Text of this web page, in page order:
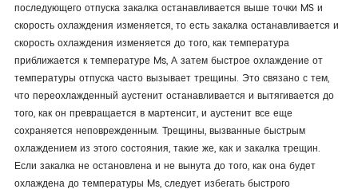
последующего отпуска закалка останавливается выше точки MS и
скорость охлаждения изменяется, то есть закалка останавливается и
скорость охлаждения изменяется до того, как температура
приближается к температуре Ms, А затем быстрое охлаждение от
температуры отпуска часто вызывает трещины. Это связано с тем,
что переохлажденный аустенит останавливается и вытягивается до
того, как он превращается в мартенсит, и аустенит все еще
сохраняется неповрежденным. Трещины, вызванные быстрым
охлаждением из этого состояния, такие же, как и закалка трещин.
Если закалка не остановлена и не вынута до того, как она будет
охлаждена до температуры Ms, следует избегать быстрого